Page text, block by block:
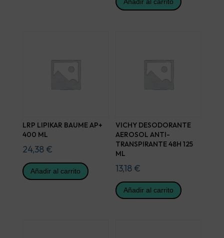
LRP LIPIKAR BAUME AP+
400 ML
24,38 €
Añadir al carrito
VICHY DESODORANTE
AEROSOL ANTI-
TRANSPIRANTE 48H 125
ML
13,18 €
Añadir al carrito